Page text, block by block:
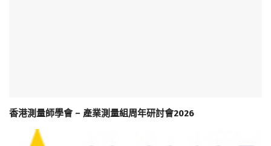
香港測量師學會 – 產業測量組周年研討會2026